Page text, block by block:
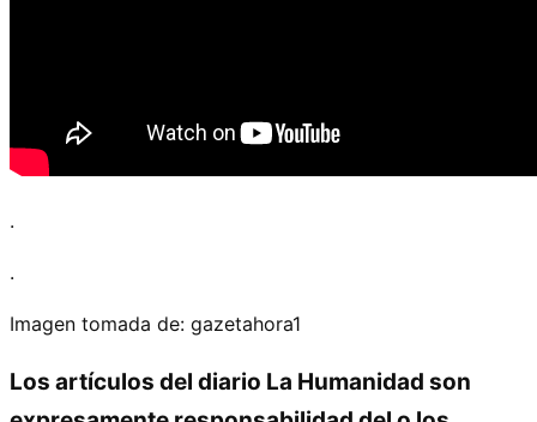
.
.
Imagen tomada de: gazetahora1
Los artículos del diario La Humanidad son